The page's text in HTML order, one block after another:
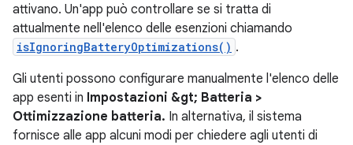
attivano. Un'app può controllare se si tratta di
attualmente nell'elenco delle esenzioni chiamando
isIgnoringBatteryOptimizations() .
Gli utenti possono configurare manualmente l'elenco delle
app esenti in Impostazioni &gt; Batteria >
Ottimizzazione batteria. In alternativa, il sistema
fornisce alle app alcuni modi per chiedere agli utenti di